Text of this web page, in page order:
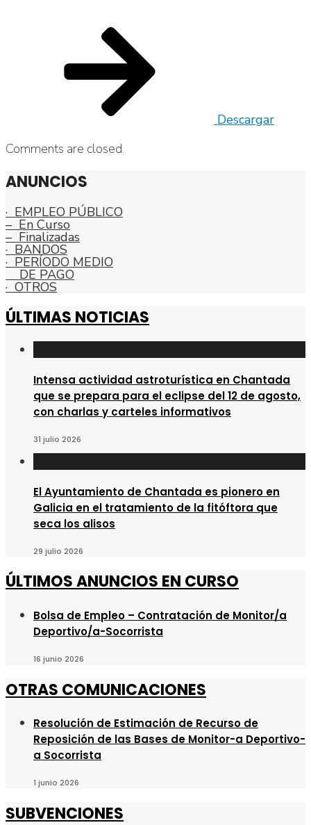
Descargar
Comments are closed.
ANUNCIOS
· EMPLEO PÚBLICO
– En Curso
– Finalizadas
· BANDOS
· PERÍODO MEDIO
DE PAGO
· OTROS
ÚLTIMAS NOTICIAS
Intensa actividad astroturística en Chantada
que se prepara para el eclipse del 12 de agosto,
con charlas y carteles informativos
31 julio 2026
El Ayuntamiento de Chantada es pionero en
Galicia en el tratamiento de la fitóftora que
seca los alisos
29 julio 2026
ÚLTIMOS ANUNCIOS EN CURSO
Bolsa de Empleo – Contratación de Monitor/a
Deportivo/a-Socorrista
16 junio 2026
OTRAS COMUNICACIONES
Resolución de Estimación de Recurso de
Reposición de las Bases de Monitor-a Deportivo-
a Socorrista
1 junio 2026
SUBVENCIONES